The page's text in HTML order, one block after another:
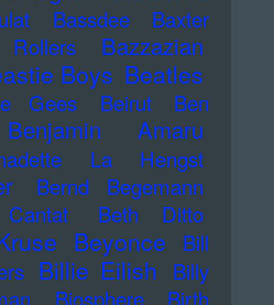
Bassdee
Baxter
Bazzazian
Boys Beatles
Gees Beirut
Ben
Benjamin Amaru
La Hengst
Bernd Begemann
Beth Ditto
Beyonce
Bill
Billie Eilish
Billy
Biosphere
Birth